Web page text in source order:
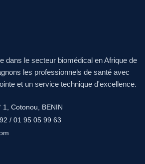
dans le secteur biomédical en Afrique de
les professionnels de santé avec
et un service technique d'excellence.
1, Cotonou, BENIN
/ 01 95 05 99 63